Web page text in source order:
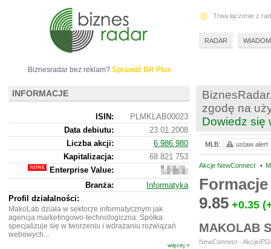
zgodę na
Dowiedz się
Akcje NewConnect •
9.85 +0.35
MAKOLAB
NewConnect - Akcje/
MLB: ustaw alert
Biznesradar bez reklam? Sprawdź BR Plus
INFORMACJE
ISIN:
PLMKLAB00023
Data debiutu:
23.01.2008
Liczba akcji:
6 986 980
Kapitalizacja:
68 821 753
Enterprise Value:
43
676
753
Branża:
Informatyka
Profil działalności:
MakoLab działa w sektorze informatycznym jak
agencja marketingowo-technologiczna. Spółka
specjalizuje się w tworzeniu i wdrażaniu rozwiązań
webowych...
więcej »
Trwa łączenie z
RADAR